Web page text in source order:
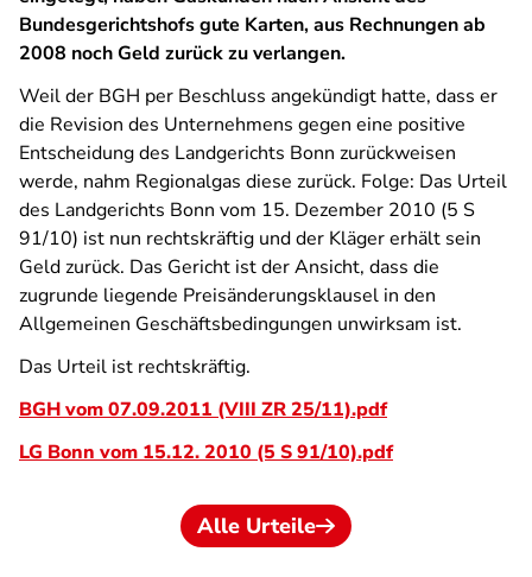
Bundesgerichtshofs gute Karten, aus Rechnungen ab
2008 noch Geld zurück zu verlangen.
Weil der BGH per Beschluss angekündigt hatte, dass er
die Revision des Unternehmens gegen eine positive
Entscheidung des Landgerichts Bonn zurückweisen
werde, nahm Regionalgas diese zurück. Folge: Das Urteil
des Landgerichts Bonn vom 15. Dezember 2010 (5 S
91/10) ist nun rechtskräftig und der Kläger erhält sein
Geld zurück. Das Gericht ist der Ansicht, dass die
zugrunde liegende Preisänderungsklausel in den
Allgemeinen Geschäftsbedingungen unwirksam ist.
Das Urteil ist rechtskräftig.
BGH vom 07.09.2011 (VIII ZR 25/11).pdf
LG Bonn vom 15.12. 2010 (5 S 91/10).pdf
Alle Urteile